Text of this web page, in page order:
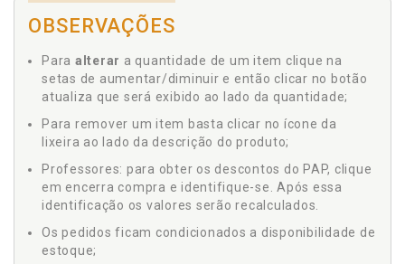
OBSERVAÇÕES
Para alterar a quantidade de um item clique na
setas de aumentar/diminuir e então clicar no botão
atualiza que será exibido ao lado da quantidade;
Para remover um item basta clicar no ícone da
lixeira ao lado da descrição do produto;
Professores: para obter os descontos do PAP, clique
em encerra compra e identifique-se. Após essa
identificação os valores serão recalculados.
Os pedidos ficam condicionados a disponibilidade de
estoque;